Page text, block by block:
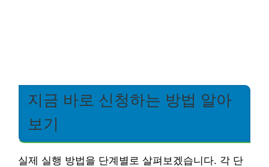
지금 바로 신청하는 방법 알아
보기
실제 실행 방법을 단계별로 살펴보겠습니다. 각 단